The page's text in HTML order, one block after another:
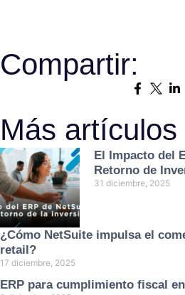
Compartir:
Más artículos
El Impacto del
Retorno de
31 diciembre, 2025
¿Cómo NetSuite impulsa el
retail?
17 diciembre, 2025
ERP para cumplimiento fiscal